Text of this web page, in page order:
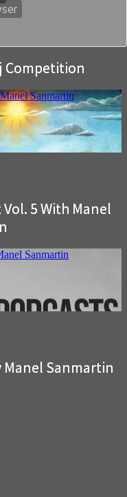
Competition
5 With Manel
Manel Sanmartin